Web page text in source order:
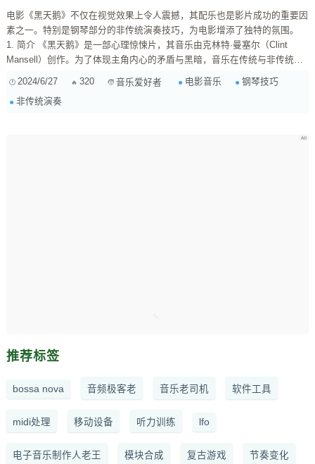
电影《黑天鹅》不仅在视觉效果上令人震撼，其配乐也是影片成功的重要因
素之一。特别是钢琴部分的非传统演奏技巧，为电影增添了独特的氛围。
1. 简介 《黑天鹅》是一部心理惊悚片，其音乐由克林特·曼塞尔（Clint
Mansell）创作。为了体现主角内心的矛盾与黑暗，音乐在传统与非传统之
方法，通过特殊的手法、器具或身体部位演奏乐器，以创造出独特的音效。
这些技巧常用于现代音乐创作中，以增添音乐的表现力和创新性。 3. 影片
2024/6/27 320 音乐爱好者 电影音乐
钢琴技巧
非传统演奏
推荐标签
bossa nova 音频极客老 音乐老司机 软件工具
midi处理 移动设备 听力训练 lfo
电子音乐制作人老王 模块合成 复古游戏 节奏变化